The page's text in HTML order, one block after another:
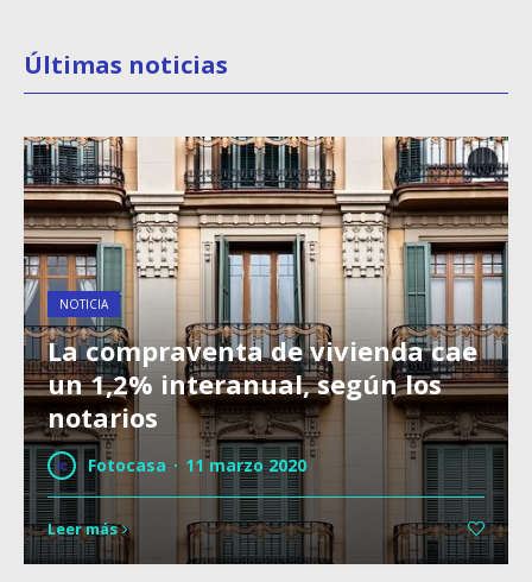
Últimas noticias
NOTICIA
La compraventa de vivienda cae
un 1,2% interanual, según los
notarios
Fotocasa · 11 marzo 2020
Leer más